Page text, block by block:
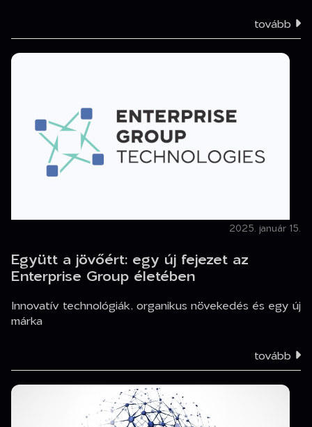
tovább
2025. január 15.
Együtt a jövőért: egy új fejezet az
Enterprise Group életében
Innovatív technológiák, organikus növekedés és egy új
márka
tovább